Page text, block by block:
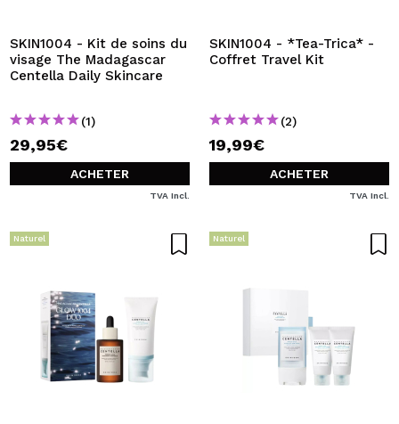
SKIN1004 - Kit de soins du
visage The Madagascar
Centella Daily Skincare
(1)
29,95€
ACHETER
TVA Incl.
SKIN1004 - *Tea-Trica* -
Coffret Travel Kit
(2)
19,99€
ACHETER
TVA Incl.
Naturel Naturel